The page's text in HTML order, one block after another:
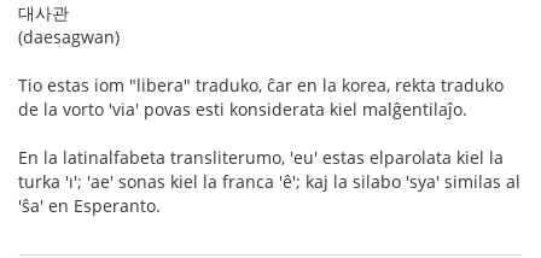
대사관
(daesagwan)
Tio estas iom "libera" traduko, ĉar en la korea, rekta traduko
de la vorto 'via' povas esti konsiderata kiel malĝentilaĵo.
En la latinalfabeta transliterumo, 'eu' estas elparolata kiel la
turka 'ı'; 'ae' sonas kiel la franca 'ê'; kaj la silabo 'sya' similas al
'ŝa' en Esperanto.